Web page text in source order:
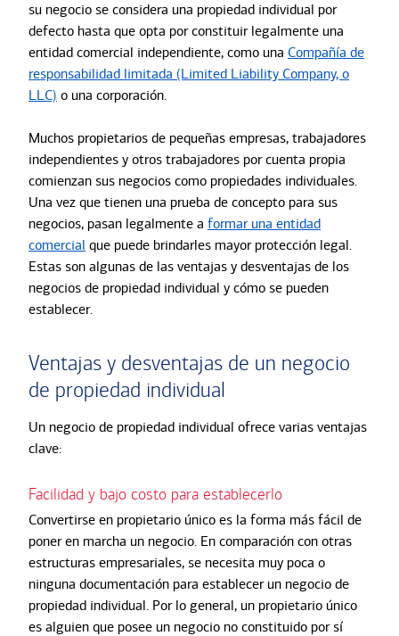
su negocio se considera una propiedad individual por
defecto hasta que opta por constituir legalmente una
entidad comercial independiente, como una Compañía de
responsabilidad limitada (Limited Liability Company, o
LLC) o una corporación.
Muchos propietarios de pequeñas empresas, trabajadores
independientes y otros trabajadores por cuenta propia
comienzan sus negocios como propiedades individuales.
Una vez que tienen una prueba de concepto para sus
negocios, pasan legalmente a formar una entidad
comercial que puede brindarles mayor protección legal.
Estas son algunas de las ventajas y desventajas de los
negocios de propiedad individual y cómo se pueden
establecer.
Ventajas y desventajas de un negocio
de propiedad individual
Un negocio de propiedad individual ofrece varias ventajas
clave:
Facilidad y bajo costo para establecerlo
Convertirse en propietario único es la forma más fácil de
poner en marcha un negocio. En comparación con otras
estructuras empresariales, se necesita muy poca o
ninguna documentación para establecer un negocio de
propiedad individual. Por lo general, un propietario único
es alguien que posee un negocio no constituido por sí